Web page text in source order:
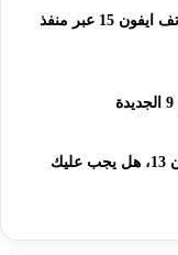
ما الذي يُمكن توصيله بهاتف ايفون 15 عبر منفذ
مقارنة ايفون 15 مع ايفون 13، هل يجب عليك